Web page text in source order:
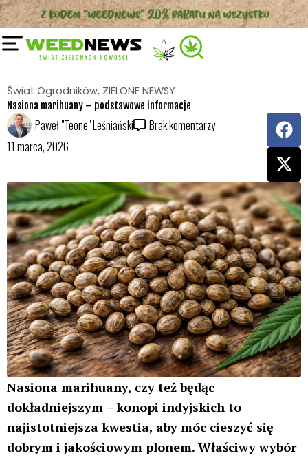
Reklama
Nasiona marihuany – podstawowe informacje
Nasiona stanowią zawsze pierwszy element uprawy,
to od kiełkowania nasion zaczyna się cała zabawa w
ogrodzie i to ich jakość ma decydujący wpływ na
powodzenie uprawy. Warto podkreślić, że same